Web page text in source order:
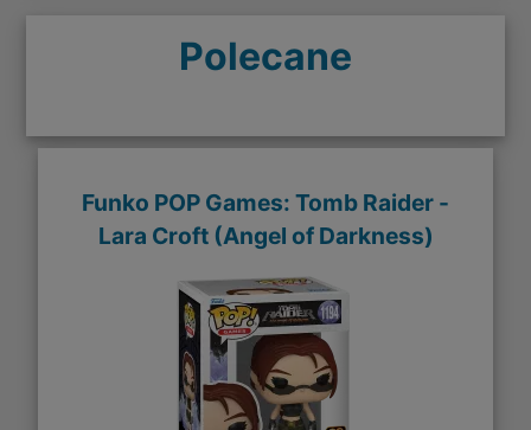
Polecane
Funko POP Games: Tomb Raider -
Lara Croft (Angel of Darkness)